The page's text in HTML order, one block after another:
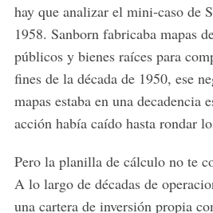
hay que analizar el mini-caso de
1958. Sanborn fabricaba mapas
públicos y bienes raíces para
fines de la década de 1950, ese
mapas estaba en una decadencia
acción había caído hasta rondar
Pero la planilla de cálculo no te
A lo largo de décadas de
una cartera de inversión propia